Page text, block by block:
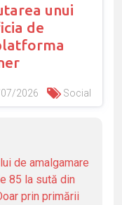
unui
de
2026 Social
de amalgamare
85 la sută din
prin primării